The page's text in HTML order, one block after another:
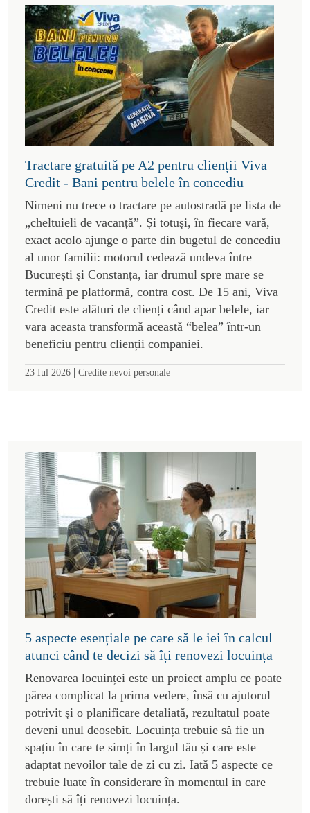
Tractare gratuită pe A2 pentru clienții Viva
Credit - Bani pentru belele în concediu
Nimeni nu trece o tractare pe autostradă pe lista de
„cheltuieli de vacanță”. Și totuși, în fiecare vară,
exact acolo ajunge o parte din bugetul de concediu
al unor familii: motorul cedează undeva între
București și Constanța, iar drumul spre mare se
termină pe platformă, contra cost. De 15 ani, Viva
Credit este alături de clienți când apar belele, iar
vara aceasta transformă această “belea” într-un
beneficiu pentru clienții companiei.
23 Iul 2026 | Credite nevoi personale
5 aspecte esențiale pe care să le iei în calcul
atunci când te decizi să îți renovezi locuința
Renovarea locuinței este un proiect amplu ce poate
părea complicat la prima vedere, însă cu ajutorul
potrivit și o planificare detaliată, rezultatul poate
deveni unul deosebit. Locuința trebuie să fie un
spațiu în care te simți în largul tău și care este
adaptat nevoilor tale de zi cu zi. Iată 5 aspecte ce
trebuie luate în considerare în momentul in care
dorești să îți renovezi locuința.